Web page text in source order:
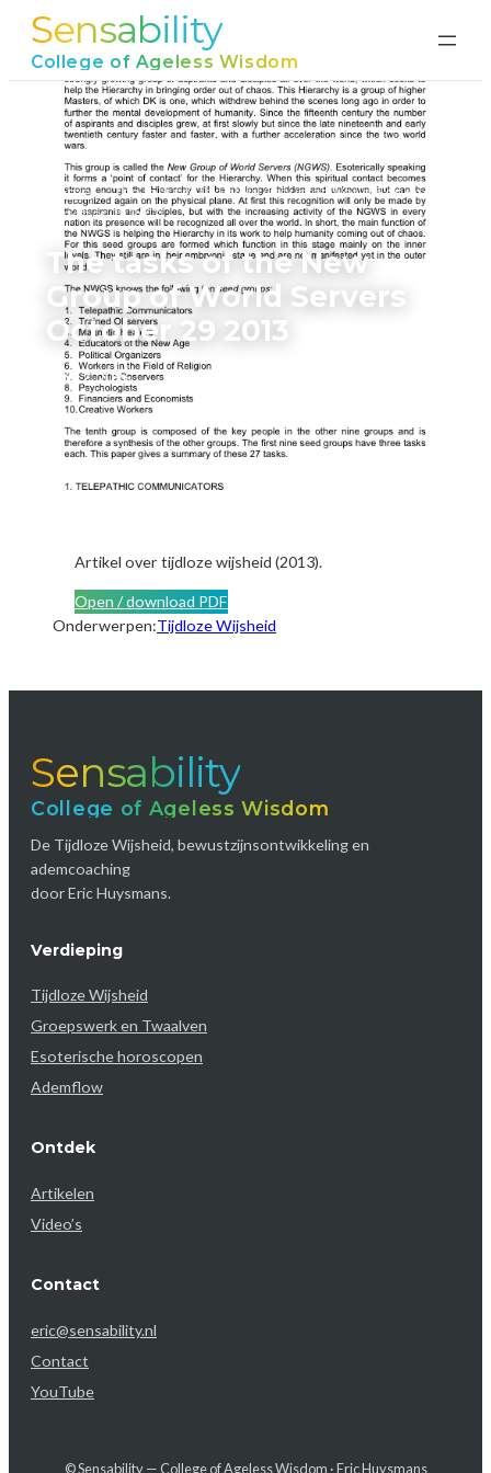
naarSensability
College of Ageless Wisdom
Home › The tasks of the New Group of World Servers
October 29 2013
The tasks of the New
Group of World Servers
October 29 2013
juni 17, 2026
Artikel over tijdloze wijsheid (2013).
Open / download PDF
Onderwerpen:Tijdloze Wijsheid
Sensability
College of Ageless Wisdom
De Tijdloze Wijsheid, bewustzijnsontwikkeling en
ademcoaching
door Eric Huysmans.
Verdieping
Tijdloze Wijsheid
Groepswerk en Twaalven
Esoterische horoscopen
Ademflow
Ontdek
Artikelen
Video’s
Contact
eric@sensability.nl
Contact
YouTube
© Sensability — College of Ageless Wisdom · Eric Huysmans